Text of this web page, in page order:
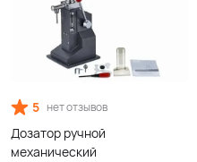
5 нет отзывов
Дозатор ручной
механический